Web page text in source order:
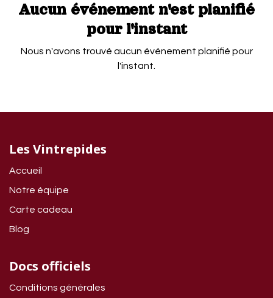
Aucun événement n'est planifié
pour l'instant
Nous n'avons trouvé aucun événement planifié pour
l'instant.
Les Vintrepides
Accueil
Notre équipe
Carte cadeau
Blog
Docs officiels
Conditions générales